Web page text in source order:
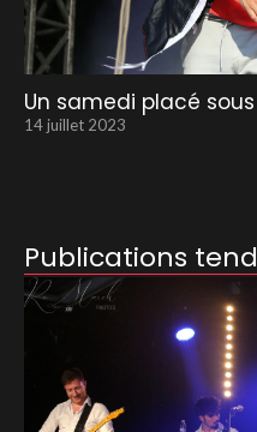
Un samedi placé
14 juillet 2023
Publications